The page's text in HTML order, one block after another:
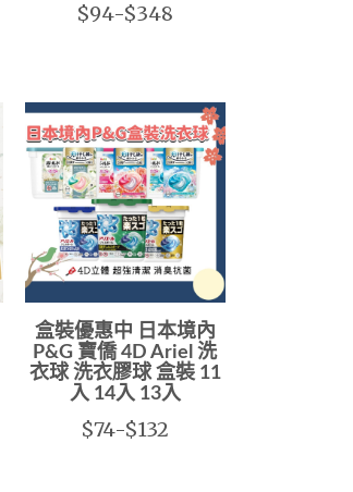
$94-$348
盒裝優惠中 日本境內
P&G 寶僑 4D Ariel 洗
衣球 洗衣膠球 盒裝 11
入 14入 13入
$74-$132